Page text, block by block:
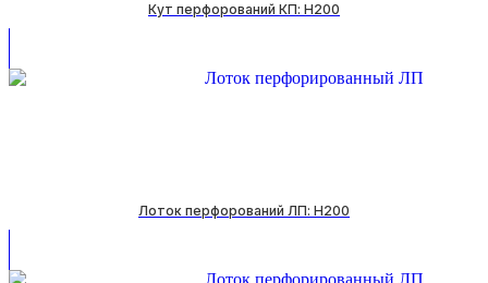
Кут перфорований КП: H200
Лоток перфорований ЛП: H200